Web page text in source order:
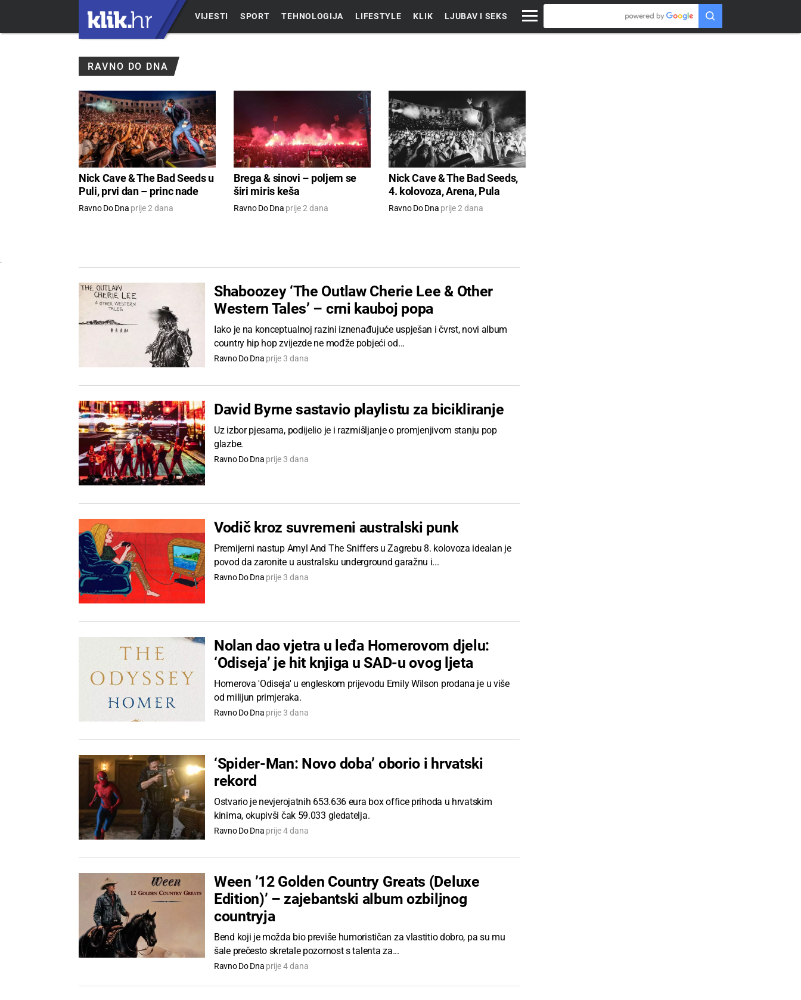
VIJESTI SPORT TEHNOLOGIJA LIFESTYLE KLIK LJUBAV I SEKS
RAVNO DO DNA
Nick Cave & The Bad Seeds u
Puli, prvi dan – princ nade
Ravno Do Dna prije 2 dana
Brega & sinovi – poljem se
širi miris keša
Ravno Do Dna prije 2 dana
Nick Cave & The Bad Seeds,
4. kolovoza, Arena, Pula
Ravno Do Dna prije 2 dana
-
Shaboozey ‘The Outlaw Cherie Lee & Other
Western Tales’ – crni kauboj popa
Iako je na konceptualnoj razini iznenađujuće uspješan i čvrst, novi album
country hip hop zvijezde ne mođže pobjeći od...
Ravno Do Dna prije 3 dana
David Byrne sastavio playlistu za bicikliranje
Uz izbor pjesama, podijelio je i razmišljanje o promjenjivom stanju pop
glazbe.
Ravno Do Dna prije 3 dana
Vodič kroz suvremeni australski punk
Premijerni nastup Amyl And The Sniffers u Zagrebu 8. kolovoza idealan je
povod da zaronite u australsku underground garažnu i...
Ravno Do Dna prije 3 dana
Nolan dao vjetra u leđa Homerovom djelu:
‘Odiseja’ je hit knjiga u SAD-u ovog ljeta
Homerova 'Odiseja' u engleskom prijevodu Emily Wilson prodana je u više
od milijun primjeraka.
Ravno Do Dna prije 3 dana
‘Spider-Man: Novo doba’ oborio i hrvatski
rekord
Ostvario je nevjerojatnih 653.636 eura box office prihoda u hrvatskim
kinima, okupivši čak 59.033 gledatelja.
Ravno Do Dna prije 4 dana
Ween ’12 Golden Country Greats (Deluxe
Edition)’ – zajebantski album ozbiljnog
countryja
Bend koji je možda bio previše humorističan za vlastitio dobro, pa su mu
šale prečesto skretale pozornost s talenta za...
Ravno Do Dna prije 4 dana